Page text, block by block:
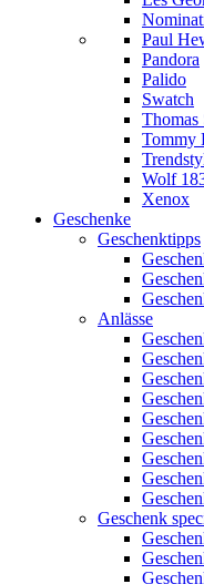
Paul
Pandora
Palido
Swatch
Thomas
Tommy
Wolf
Xenox
Geschenke
Geschenktipps
Anlässe
Geschenk